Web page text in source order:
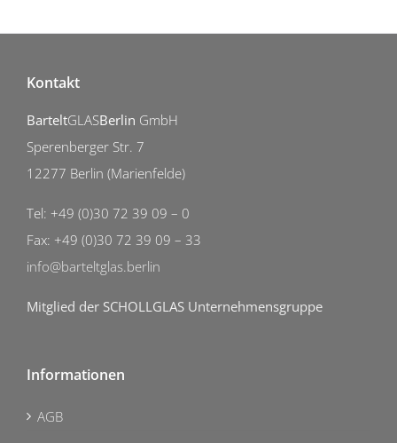
Kontakt
BarteltGLASBerlin GmbH
Sperenberger Str. 7
12277 Berlin (Marienfelde)
Tel: +49 (0)30 72 39 09 – 0
Fax: +49 (0)30 72 39 09 – 33
info@barteltglas.berlin
Mitglied der SCHOLLGLAS Unternehmensgruppe
Informationen
AGB